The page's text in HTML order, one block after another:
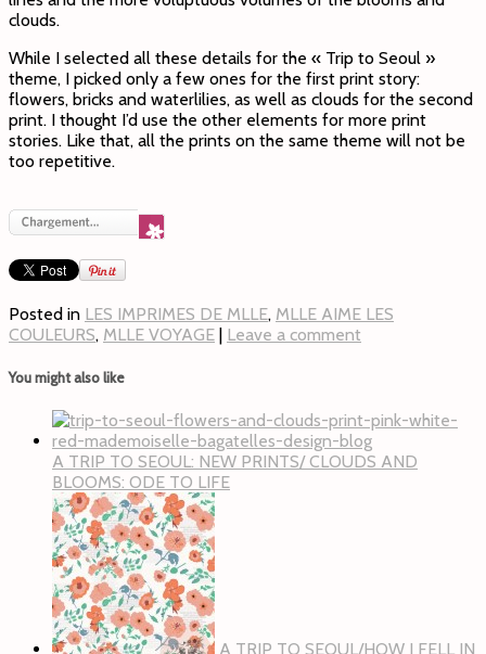
clouds.
While I selected all these details for the « Trip to Seoul »
theme, I picked only a few ones for the first print story:
flowers, bricks and waterlilies, as well as clouds for the second
print. I thought I’d use the other elements for more print
stories. Like that, all the prints on the same theme will not be
too repetitive.
Posted in LES IMPRIMES DE MLLE, MLLE AIME LES
COULEURS, MLLE VOYAGE | Leave a comment
You might also like
A TRIP TO SEOUL: NEW PRINTS/ CLOUDS AND
BLOOMS: ODE TO LIFE
A TRIP TO SEOUL/HOW I FELL IN